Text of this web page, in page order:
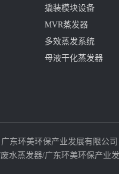
撬装模块设备
MVR蒸发器
多效蒸发系统
母液干化蒸发器
东环美环保产业发展有限公
水蒸发器/广东环美环保产业